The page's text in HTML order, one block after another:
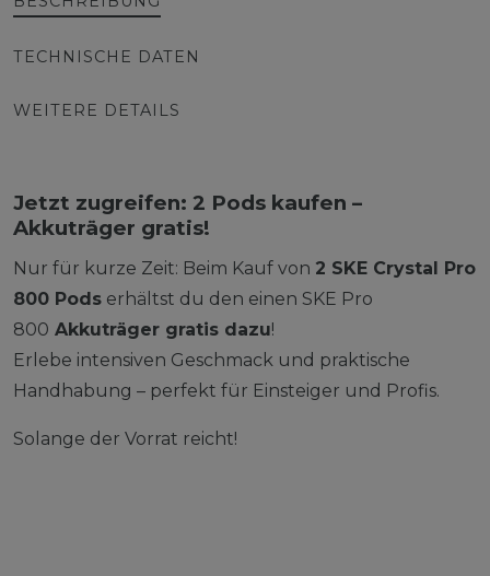
TECHNISCHE DATEN
WEITERE DETAILS
Jetzt zugreifen: 2 Pods kaufen –
Akkuträger gratis!
Nur für kurze Zeit: Beim Kauf von 2 SKE Crystal Pro
800 Pods erhältst du den einen SKE Pro
800 Akkuträger gratis dazu!
Erlebe intensiven Geschmack und praktische
Handhabung – perfekt für Einsteiger und Profis.
Solange der Vorrat reicht!